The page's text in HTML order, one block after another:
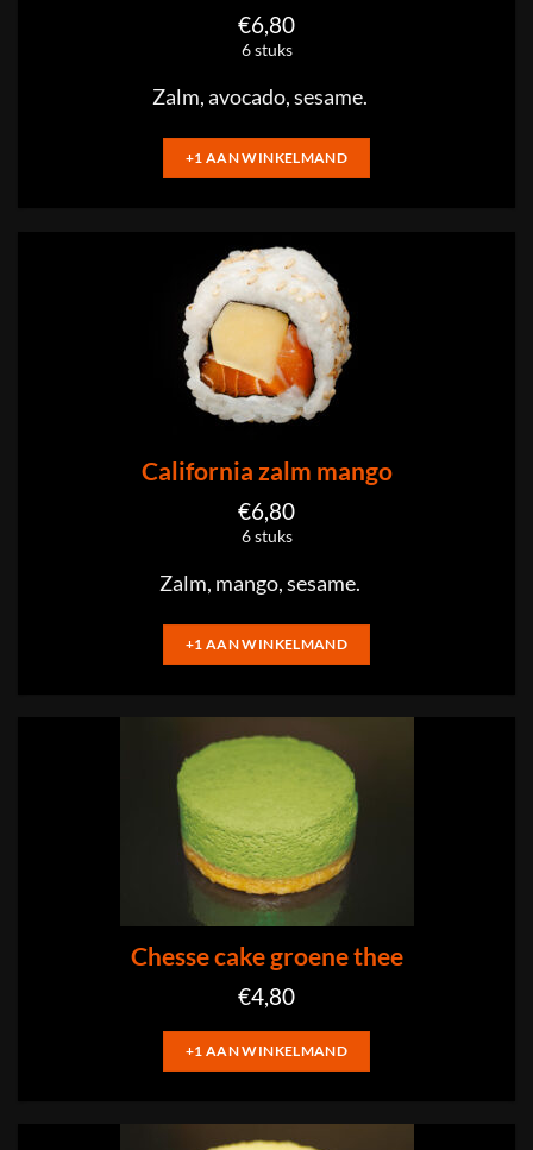
€6,80
6 stuks
Zalm, avocado, sesame.
+1 AAN WINKELMAND
California zalm mango
€6,80
6 stuks
Zalm, mango, sesame.
+1 AAN WINKELMAND
Chesse cake groene thee
€4,80
+1 AAN WINKELMAND